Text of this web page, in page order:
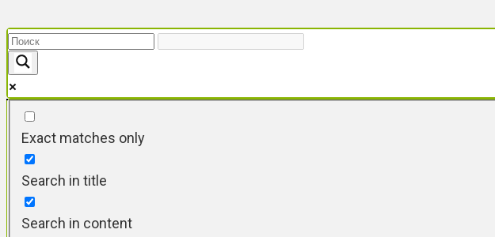
к
контенту
Exact matches only
Search in title
Search in content